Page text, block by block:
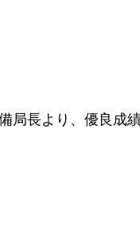
長より、優良成